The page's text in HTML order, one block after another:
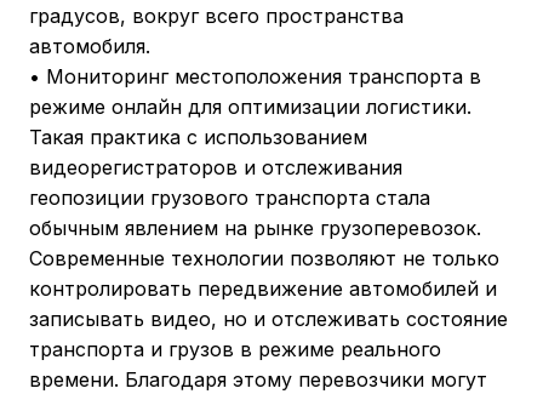
градусов, вокруг всего пространства
автомобиля.
• Мониторинг местоположения транспорта в
режиме онлайн для оптимизации логистики.
Такая практика с использованием
видеорегистраторов и отслеживания
геопозиции грузового транспорта стала
обычным явлением на рынке грузоперевозок.
Современные технологии позволяют не только
контролировать передвижение автомобилей и
записывать видео, но и отслеживать состояние
транспорта и грузов в режиме реального
времени. Благодаря этому перевозчики могут